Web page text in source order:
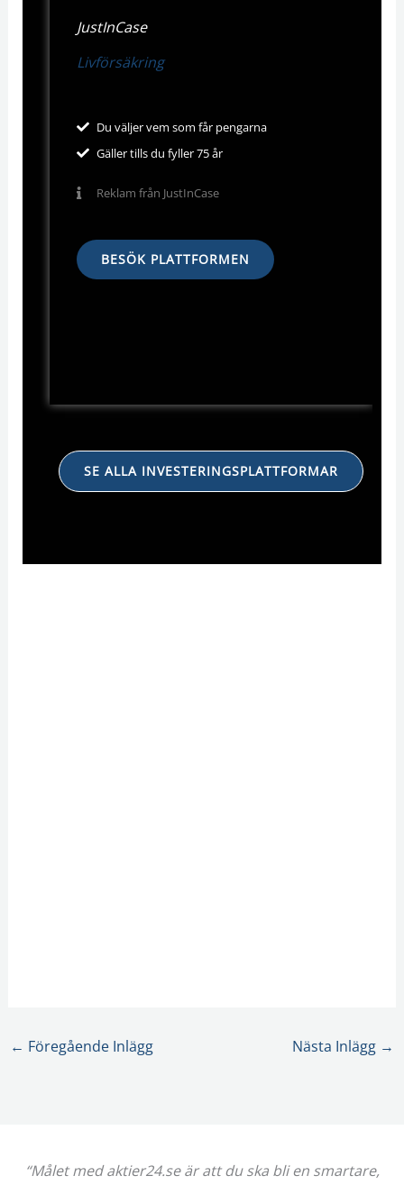
JustInCase
Livförsäkring
Du väljer vem som får pengarna
Gäller tills du fyller 75 år
Reklam från JustInCase
BESÖK PLATTFORMEN
SE ALLA INVESTERINGSPLATTFORMAR
← Föregående Inlägg Nästa Inlägg →
“Målet med aktier24.se är att du ska bli en smartare,